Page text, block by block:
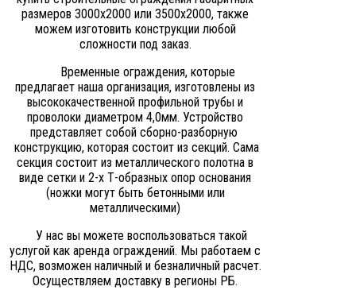
размеров 3000х2000 или 3500х2000, также
можем изготовить конструкции любой
сложности под заказ.
Временные ограждения, которые
предлагает наша организация, изготовлены из
высококачественной профильной трубы и
проволоки диаметром 4,0мм. Устройство
представляет собой сборно-разборную
конструкцию, которая состоит из секций. Сама
секция состоит из металлического полотна в
виде сетки и 2-х Т-образных опор основания
(ножки могут быть бетонными или
металлическими)
У нас вы можете воспользоваться такой
услугой как аренда ограждений. Мы работаем с
НДС, возможен наличный и безналичный расчет.
Осуществляем доставку в регионы РБ.